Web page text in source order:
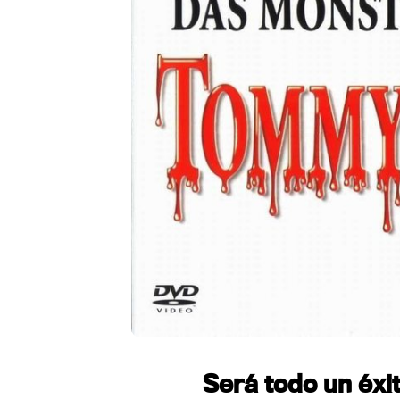
Será todo un